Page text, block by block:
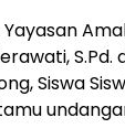
S.Pd.
Siswa